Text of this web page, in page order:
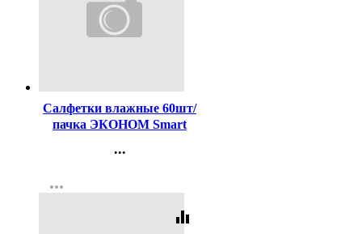
Салфетки влажные 60шт/
пачка ЭКОНОМ Smart
Антибактериальные
...
Регистрация
more_horiz
equalizer